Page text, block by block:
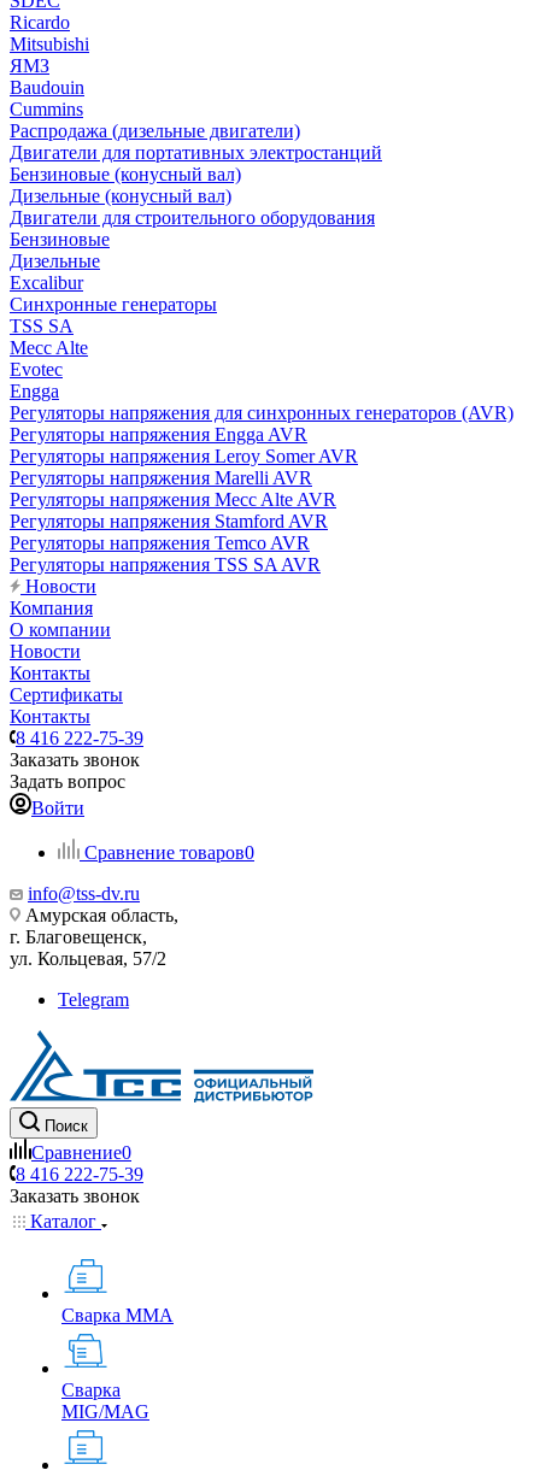
Ricardo
Mitsubishi
ЯМЗ
Baudouin
Cummins
Распродажа (дизельные двигатели)
Двигатели для портативных электростанций
Бензиновые (конусный вал)
Дизельные (конусный вал)
Двигатели для строительного оборудования
Бензиновые
Дизельные
Excalibur
Синхронные генераторы
TSS SA
Mecc Alte
Evotec
Engga
Регуляторы напряжения для синхронных генераторов (AVR)
Регуляторы напряжения Engga AVR
Регуляторы напряжения Leroy Somer AVR
Регуляторы напряжения Marelli AVR
Регуляторы напряжения Mecc Alte AVR
Регуляторы напряжения Stamford AVR
Регуляторы напряжения Temco AVR
Регуляторы напряжения TSS SA AVR
Новости
Компания
О компании
Новости
Контакты
Сертификаты
Контакты
8 416 222-75-39
Заказать звонок
Задать вопрос
Войти
Сравнение товаров0
info@tss-dv.ru
Амурская область,
г. Благовещенск,
ул. Кольцевая, 57/2
Telegram
Поиск
Сравнение0
8 416 222-75-39
Заказать звонок
Каталог
Сварка MMA
Сварка
MIG/MAG